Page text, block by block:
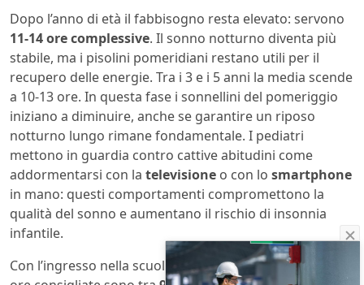
Dopo l’anno di età il fabbisogno resta elevato: servono
11-14 ore complessive. Il sonno notturno diventa più
stabile, ma i pisolini pomeridiani restano utili per il
recupero delle energie. Tra i 3 e i 5 anni la media scende
a 10-13 ore. In questa fase i sonnellini del pomeriggio
iniziano a diminuire, anche se garantire un riposo
notturno lungo rimane fondamentale. I pediatri
mettono in guardia contro cattive abitudini come
addormentarsi con la televisione o con lo smartphone
in mano: questi comportamenti compromettono la
qualità del sonno e aumentano il rischio di insonnia
infantile.
Con l’ingresso nella scuola primaria, dai 6 ai 13 anni, le